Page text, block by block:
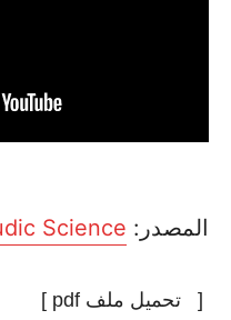
المصدر:Ludic Science
تحميل ملف pdf ]